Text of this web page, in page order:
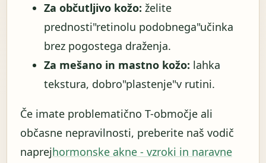
Za občutljivo kožo: želite
prednosti"retinolu podobnega"učinka
brez pogostega draženja.
Za mešano in mastno kožo: lahka
tekstura, dobro"plastenje"v rutini.
Če imate problematično T-območje ali
občasne nepravilnosti, preberite naš vodič
naprejhormonske akne - vzroki in naravne